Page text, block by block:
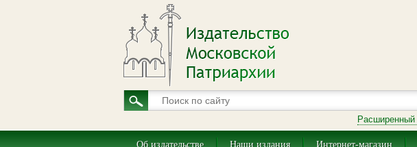
Расширенный
Об издательстве Наши издания Интернет-магазин